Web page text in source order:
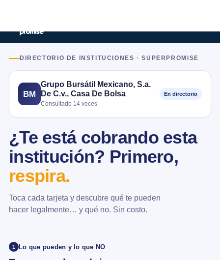
DIRECTORIO DE INSTITUCIONES · SUPERPROMISE
BM
Grupo Bursátil Mexicano, S.a.
De C.v., Casa De Bolsa
Consultado 14 veces
En directorio
¿Te está cobrando esta
institución? Primero,
respira.
Toca cada tarjeta y descubre qué te pueden
hacer legalmente… y qué no. Sin costo.
1 Lo que pueden y lo que NO